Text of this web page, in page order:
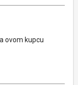
ovom kupcu